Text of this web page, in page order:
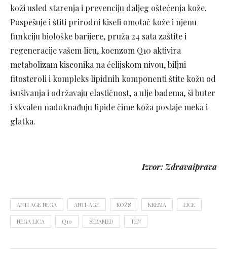
koži usled starenja i prevenciju daljeg oštećenja kože.
Pospešuje i štiti prirodni kiseli omotač kože i njenu
funkciju biološke barijere, pruža 24 sata zaštite i
regeneracije vašem licu, koenzom Q10 aktivira
metabolizam kiseonika na ćelijskom nivou, biljni
fitosteroli i kompleks lipidnih komponenti štite kožu od
isušivanja i održavaju elastičnost, a ulje badema, ši buter
i skvalen nadoknađuju lipide čime koža postaje meka i
glatka.
Izvor: Zdravaiprava
ANTI AGE NEGA ANTI-AGE KOŽS KREMA LICE
NEGA LICA Q10 SEBAMED TEN